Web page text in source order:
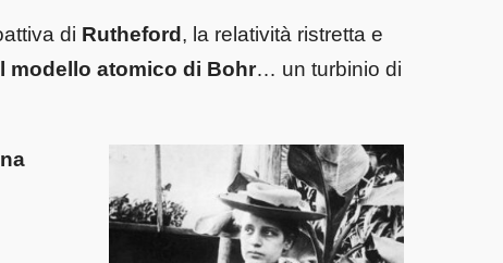
di Rutheford, la relatività ristretta e
modello atomico di Bohr… un turbinio di